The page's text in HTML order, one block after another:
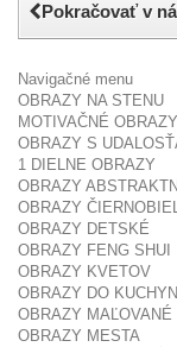
Pokračovať v
Navigačné menu
OBRAZY NA STENU
MOTIVAČNÉ OBRAZY
OBRAZY S
1 DIELNE OBRAZY
OBRAZY
OBRAZY
OBRAZY DETSKÉ
OBRAZY FENG SHUI
OBRAZY KVETOV
OBRAZY DO
OBRAZY MAĽOVANÉ
OBRAZY MESTA